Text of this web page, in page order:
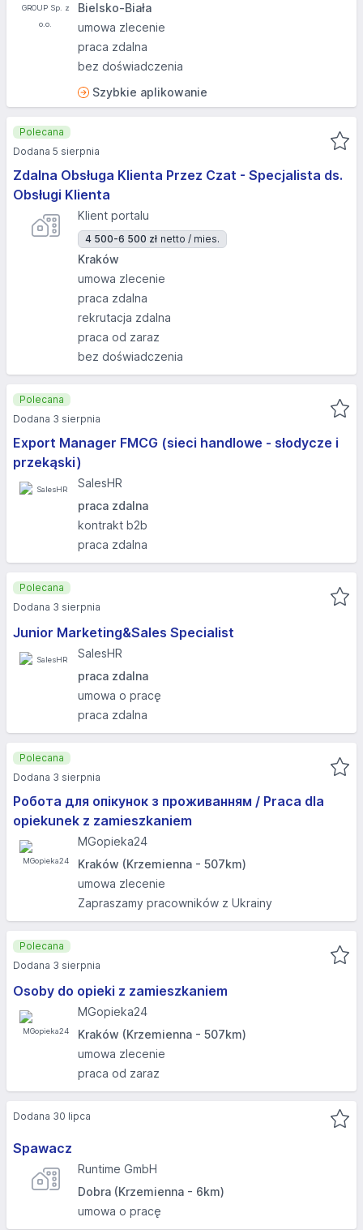
Bielsko-Biała
umowa zlecenie
praca zdalna
bez doświadczenia
Szybkie aplikowanie
Zdalna Obsługa Klienta Przez Czat - Specjalista ds.
Obsługi Klienta
Klient portalu
4 500-6 500 zł netto / mies.
Kraków
umowa zlecenie
praca zdalna
rekrutacja zdalna
praca od zaraz
bez doświadczenia
Polecana
Dodana 5 sierpnia
Export Manager FMCG (sieci handlowe - słodycze i
przekąski)
SalesHR
praca zdalna
kontrakt b2b
praca zdalna
Polecana
Dodana 3 sierpnia
Junior Marketing&Sales Specialist
SalesHR
praca zdalna
umowa o pracę
praca zdalna
Polecana
Dodana 3 sierpnia
Робота для опікунок з проживанням / Praca dla
opiekunek z zamieszkaniem
MGopieka24
Kraków (Krzemienna - 507km)
umowa zlecenie
Zapraszamy pracowników z Ukrainy
Polecana
Dodana 3 sierpnia
Osoby do opieki z zamieszkaniem
MGopieka24
Kraków (Krzemienna - 507km)
umowa zlecenie
praca od zaraz
Polecana
Dodana 3 sierpnia
Spawacz
Runtime GmbH
Dobra (Krzemienna - 6km)
umowa o pracę
Dodana 30 lipca